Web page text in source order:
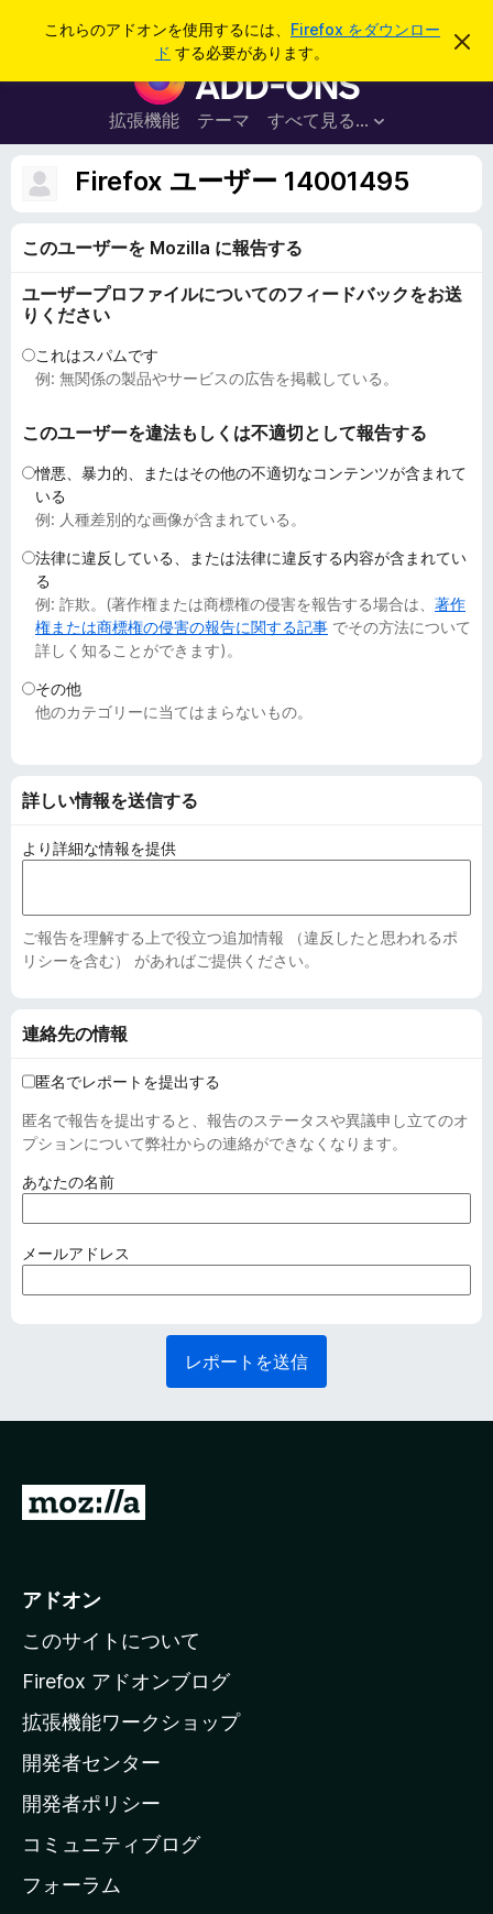
これらのアドオンを使用するには、 Firefox をダウンロー
ド する必要があります。
こ
を
F
i
r
e
f
ブ
ウ
ア
オ
拡張機能 テーマ すべて見る...
ログイン
Firefox ユーザー 14001495
このユーザーを Mozilla に報告する
ユーザープロファイルについてのフィードバックをお送
りください
これはスパムです
例: 無関係の製品やサービスの広告を掲載している。
このユーザーを違法もしくは不適切として報告する
憎悪、暴力的、またはその他の不適切なコンテンツが含まれて
いる
例: 人種差別的な画像が含まれている。
法律に違反している、または法律に違反する内容が含まれてい
る
例: 詐欺。(著作権または商標権の侵害を報告する場合は、 著作
権または商標権の侵害の報告に関する記事 でその方法について
詳しく知ることができます)。
その他
他のカテゴリーに当てはまらないもの。
詳しい情報を送信する
より詳細な情報を提供
ご報告を理解する上で役立つ追加情報 （違反したと思われるポ
リシーを含む） があればご提供ください。
連絡先の情報
匿名でレポートを提出する
匿名で報告を提出すると、報告のステータスや異議申し立てのオ
プションについて弊社からの連絡ができなくなります。
あなたの名前(
須
)
メールアドレス
須
レポートを送信
M
i
l
a
ホ
ー
ム
ー
ジ
アドオン
このサイトについて
Firefox アドオンブログ
拡張機能ワークショップ
開発者センター
開発者ポリシー
コミュニティブログ
フォーラム